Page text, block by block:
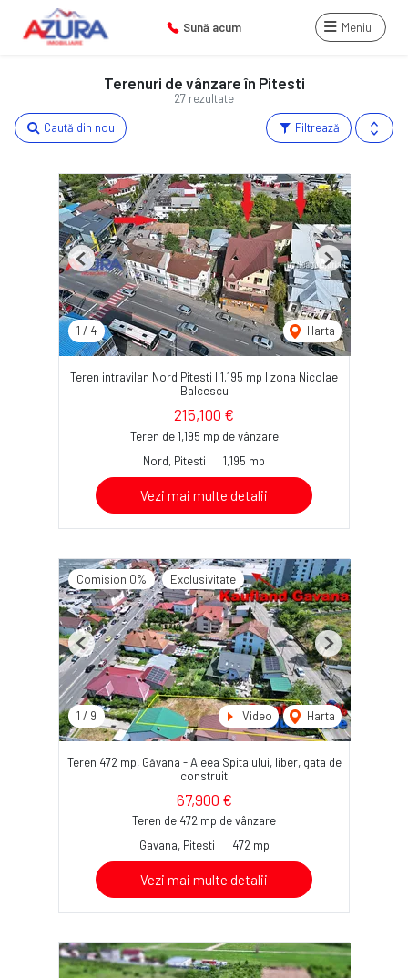
Sună acum Meniu
27 rezultate
Terenuri de vânzare în Pitesti
Filtrează
Caută din nou
1 / 4 Harta
Previous Next
Teren intravilan Nord Pitesti | 1.195 mp | zona Nicolae
Balcescu
215,100 €
Teren de 1,195 mp de vânzare
Nord, Pitesti
1,195 mp
Vezi mai multe detalii
Comision 0% Exclusivitate
1 / 9 Video Harta
Previous Next
Teren 472 mp, Găvana - Aleea Spitalului, liber, gata de
construit
67,900 €
Teren de 472 mp de vânzare
Gavana, Pitesti
472 mp
Vezi mai multe detalii